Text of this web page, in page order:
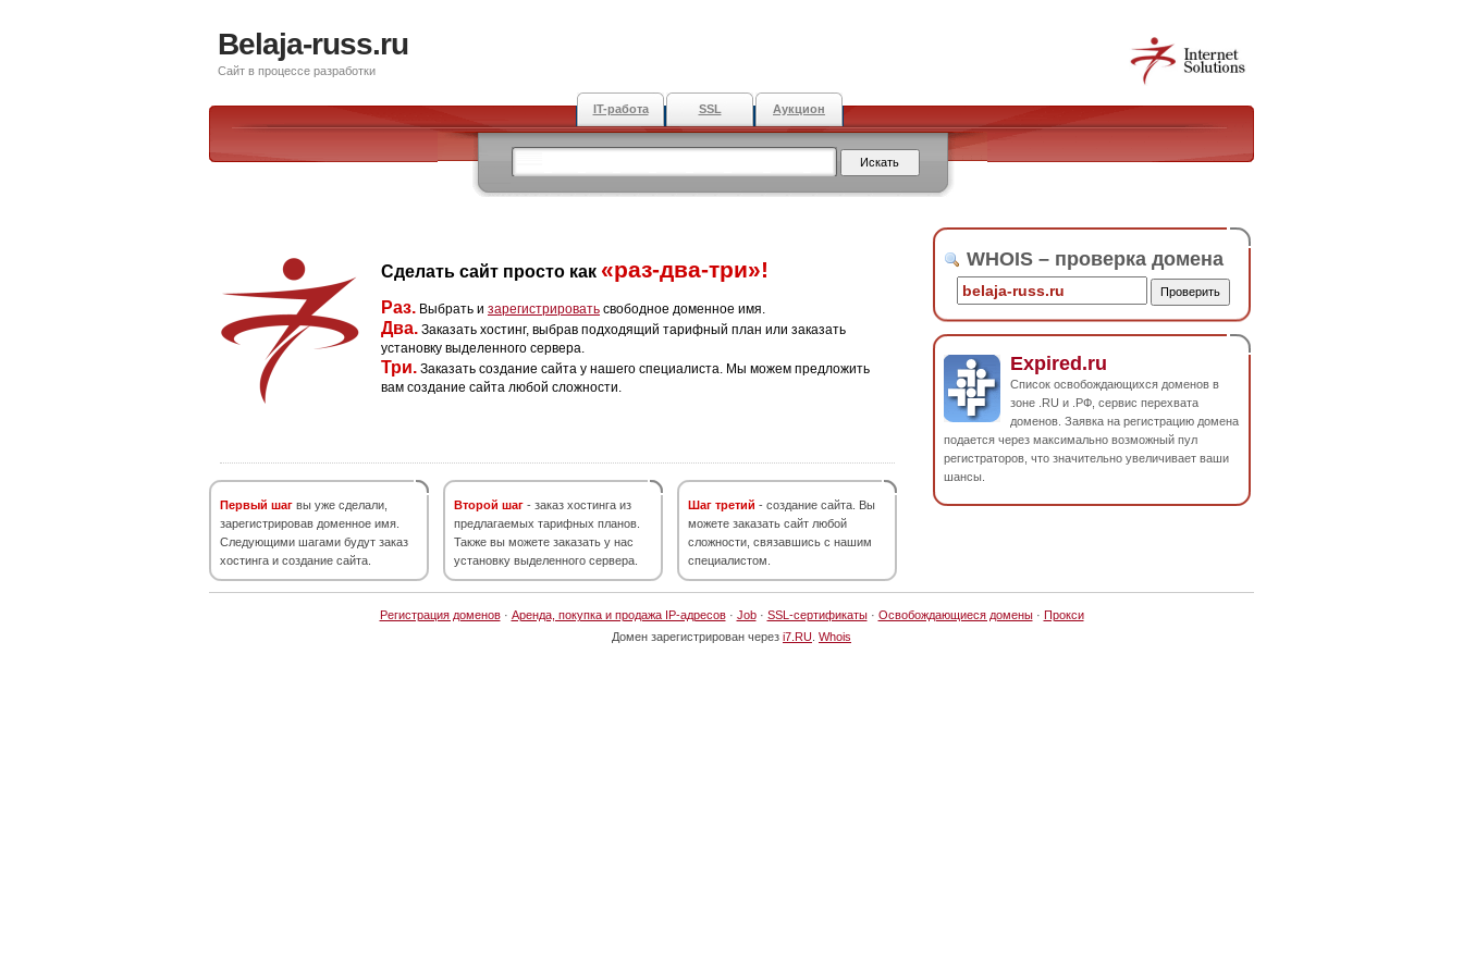
Belaja-russ.ru
Сайт в процессе разработки
IT-работа SSL Аукцион
Сделать сайт просто как «раз-два-три»!
Раз. Выбрать и зарегистрировать свободное доменное имя.
Два. Заказать хостинг, выбрав подходящий тарифный план или заказать
установку выделенного сервера.
Три. Заказать создание сайта у нашего специалиста. Мы можем предложить
вам создание сайта любой сложности.
Первый шаг вы уже сделали,
зарегистрировав доменное имя.
Следующими шагами будут заказ
хостинга и создание сайта.
Второй шаг - заказ хостинга из
предлагаемых тарифных планов.
Также вы можете заказать у нас
установку выделенного сервера.
Шаг третий - создание сайта. Вы
можете заказать сайт любой
сложности, связавшись с нашим
специалистом.
WHOIS – проверка домена
Expired.ru
Список освобождающихся доменов в
зоне .RU и .РФ, сервис перехвата
доменов. Заявка на регистрацию домена
подается через максимально возможный пул
регистраторов, что значительно увеличивает ваши
шансы.
Регистрация доменов· Аренда, покупка и продажа IP-адресов· Job· SSL-сертификаты· Освобождающиеся домены· Прокси
Домен зарегистрирован через i7.RU Whois